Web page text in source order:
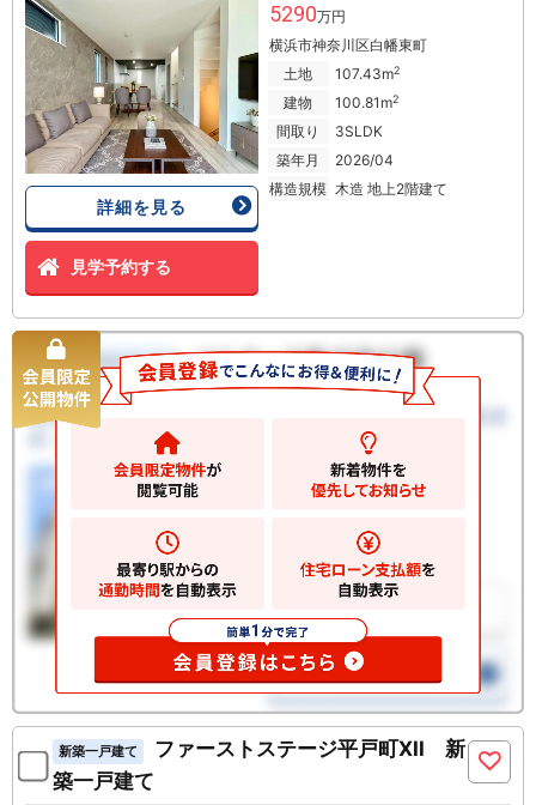
詳細を見る
見学予約する
5290万円
横浜市神奈川区白幡東町
土地
107.43m2
建物 100.81m2
間取り
3SLDK
築年月
2026/04
構造規模 木造 地上2階建て
新築一戸建て
ファーストステージ平戸町XII 新
築一戸建て